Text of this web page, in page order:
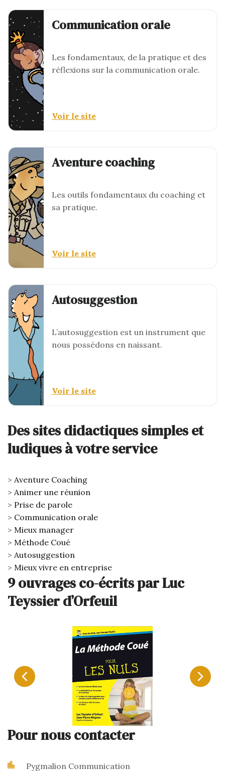
Communication orale
Les fondamentaux, de la pratique et des
réflexions sur la communication orale.
Voir le site
Aventure coaching
Les outils fondamentaux du coaching et
sa pratique.
Voir le site
Autosuggestion
L’autosuggestion est un instrument que
nous possédons en naissant.
Voir le site
Des sites didactiques simples et
ludiques à votre service
Aventure Coaching
Animer une réunion
Prise de parole
Communication orale
Mieux manager
Méthode Coué
Autosuggestion
Mieux vivre en entreprise
9 ouvrages co-écrits par Luc
Teyssier d’Orfeuil
Pour nous contacter
Pygmalion Communication